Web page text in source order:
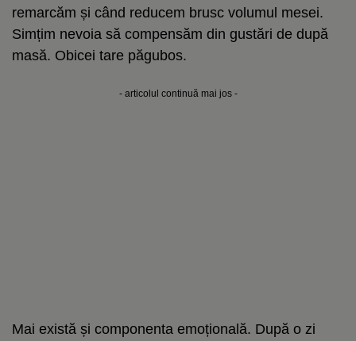
remarcăm și când reducem brusc volumul mesei.
Simțim nevoia să compensăm din gustări de după
masă. Obicei tare păgubos.
- articolul continuă mai jos -
Mai există și componenta emoțională. După o zi